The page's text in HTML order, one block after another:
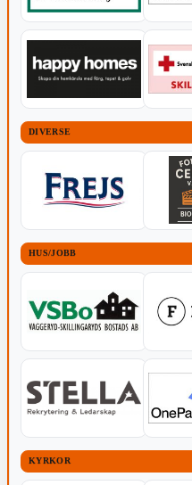
DIVERSE
HUS/JOBB
KYRKOR